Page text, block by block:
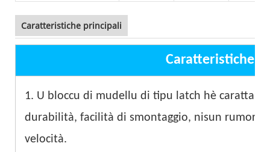
Caratteristiche principali
Caratteristiche
1. U bloccu di mudellu di tipu latch hè
durabilità, facilità di smontaggio, nisun rumore
velocità.